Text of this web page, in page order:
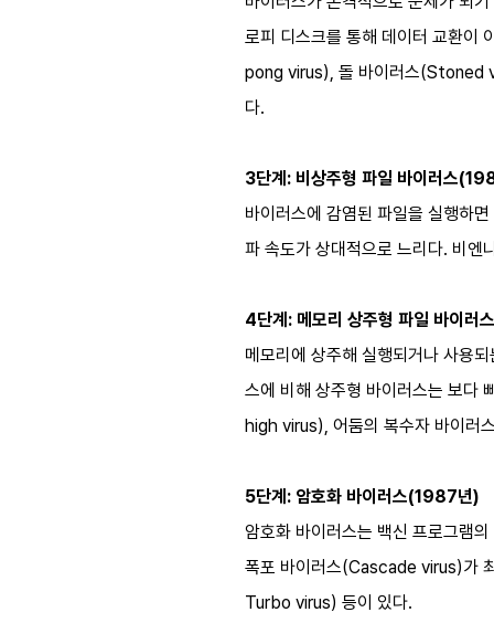
로피 디스크를 통해 데이터 교환이
pong virus), 돌 바이러스(Stoned
다.
3단계: 비상주형 파일 바이러스
바이러스에 감염된 파일을 실행하
파 속도가 상대적으로 느리다. 비
4단계: 메모리 상주형 파일 바이러
메모리에 상주해 실행되거나 사용
스에 비해 상주형 바이러스는 보다
high virus), 어둠의 복수자 바이러
5단계: 암호화 바이러스(1987년)
암호화 바이러스는 백신 프로그램
폭포 바이러스(Cascade virus)가
Turbo virus) 등이 있다.